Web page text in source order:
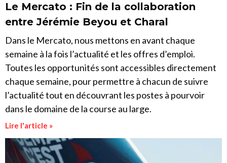
Le Mercato : Fin de la collaboration
entre Jérémie Beyou et Charal
Dans le Mercato, nous mettons en avant chaque
semaine à la fois l’actualité et les offres d’emploi.
Toutes les opportunités sont accessibles directement
chaque semaine, pour permettre à chacun de suivre
l’actualité tout en découvrant les postes à pourvoir
dans le domaine de la course au large.
Lire l'article »